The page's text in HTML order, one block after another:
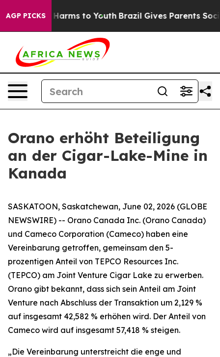
AGP PICKS
Abate Harms to Youth Brazil Gives Parents Social
Orano erhöht Beteiligung
an der Cigar-Lake-Mine in
Kanada
SASKATOON, Saskatchewan, June 02, 2026 (GLOBE
NEWSWIRE) -- Orano Canada Inc. (Orano Canada)
und Cameco Corporation (Cameco) haben eine
Vereinbarung getroffen, gemeinsam den 5-
prozentigen Anteil von TEPCO Resources Inc.
(TEPCO) am Joint Venture Cigar Lake zu erwerben.
Orano gibt bekannt, dass sich sein Anteil am Joint
Venture nach Abschluss der Transaktion um 2,129 %
auf insgesamt 42,582 % erhöhen wird. Der Anteil von
Cameco wird auf insgesamt 57,418 % steigen.
„Die Vereinbarung unterstreicht die enge und